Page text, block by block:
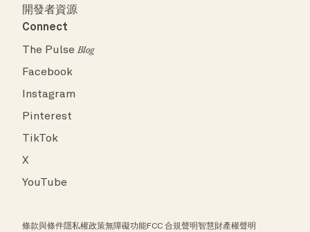
開發者資源
Connect
The PulseBlog
Facebook
Instagram
Pinterest
TikTok
X
YouTube
條款與條件隱私權政策無障礙功能FCC 合規聲明智慧財產權聲明